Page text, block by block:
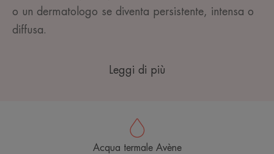
o un dermatologo se diventa persistente, intensa o
diffusa.
Leggi di più
Acqua termale Avène